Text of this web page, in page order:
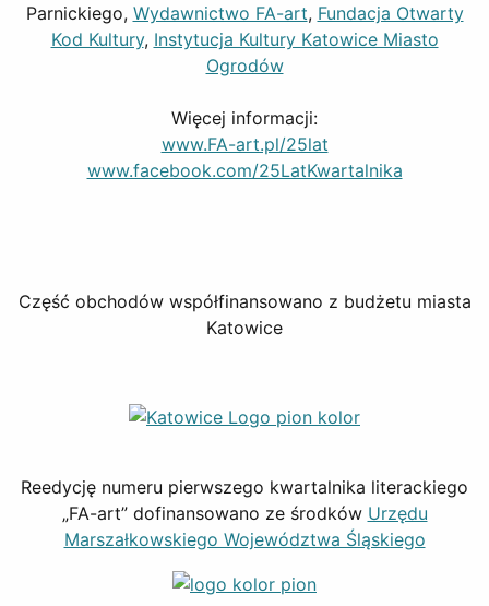
Parnickiego, Wydawnictwo FA-art, Fundacja Otwarty
Kod Kultury, Instytucja Kultury Katowice Miasto
Ogrodów
Więcej informacji:
www.FA-art.pl/25lat
www.facebook.com/25LatKwartalnika
Część obchodów współfinansowano z budżetu miasta
Katowice
Reedycję numeru pierwszego kwartalnika literackiego
„FA-art” dofinansowano ze środków Urzędu
Marszałkowskiego Województwa Śląskiego